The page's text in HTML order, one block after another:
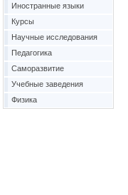
Иностранные языки
Курсы
Научные исследования
Педагогика
Саморазвитие
Учебные заведения
Физика